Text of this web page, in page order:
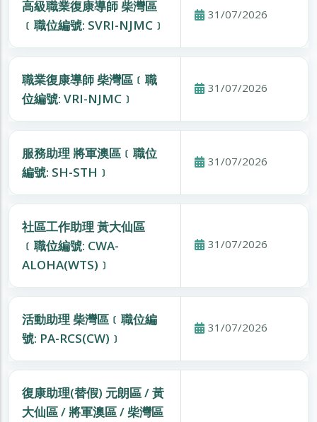
高級職業復康導師 柴灣區
﹝職位編號: SVRI-NJMC﹞
31/07/2026
職業復康導師 柴灣區﹝職
位編號: VRI-NJMC﹞
31/07/2026
服務助理 將軍澳區﹝職位
編號: SH-STH﹞
31/07/2026
社區工作助理 黃大仙區
﹝職位編號: CWA-
ALOHA(WTS)﹞
31/07/2026
活動助理 柴灣區﹝職位編
號: PA-RCS(CW)﹞
31/07/2026
復康助理(替假) 元朗區 / 黃
大仙區 / 將軍澳區 / 柴灣區